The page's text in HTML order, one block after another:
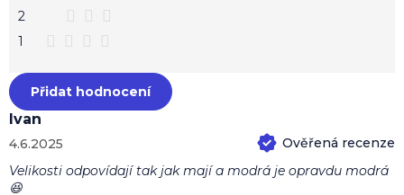
2
1
Přidat hodnocení
Ivan
Hodnocení produktu je 5 z 5 hvězdiček.
4.6.2025
Velikosti odpovídají tak jak mají a modrá je opravdu modrá
😆